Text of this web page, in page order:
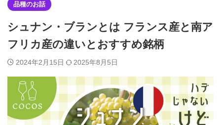
品種のお話
シュナン・ブランとは フランス産と南ア
フリカ産の違いとおすすめ銘柄
2024年2月15日 2025年8月5日